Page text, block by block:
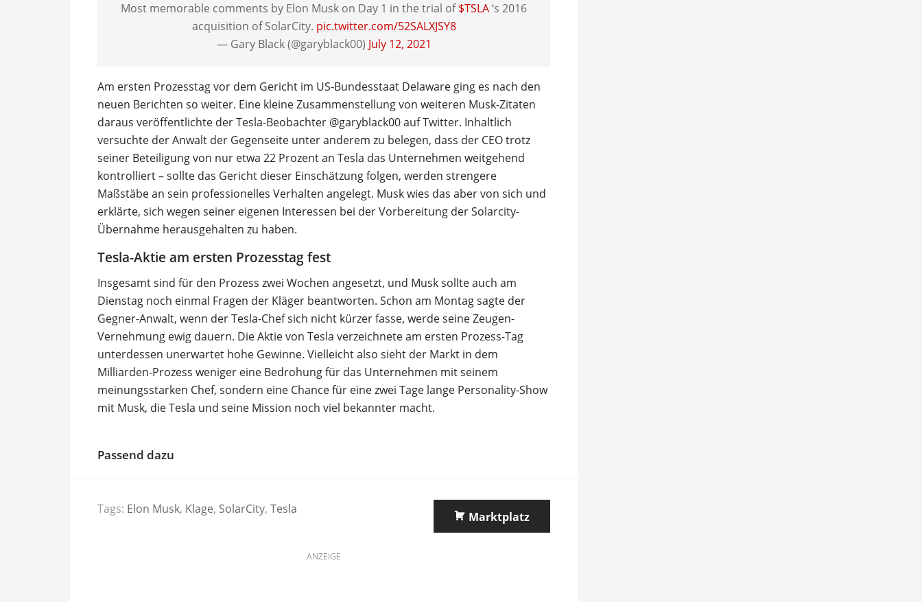
Most memorable comments by Elon Musk on Day 1 in the trial of$TSLA‘s 2016
acquisition of SolarCity. pic.twitter.com/52SALXJSY8
— Gary Black (@garyblack00) July 12, 2021
Am ersten Prozesstag vor dem Gericht im US-Bundesstaat Delaware ging es nach den
neuen Berichten so weiter. Eine kleine Zusammenstellung von weiteren Musk-Zitaten
daraus veröffentlichte der Tesla-Beobachter @garyblack00 auf Twitter. Inhaltlich
versuchte der Anwalt der Gegenseite unter anderem zu belegen, dass der CEO trotz
seiner Beteiligung von nur etwa 22 Prozent an Tesla das Unternehmen weitgehend
kontrolliert – sollte das Gericht dieser Einschätzung folgen, werden strengere
Maßstäbe an sein professionelles Verhalten angelegt. Musk wies das aber von sich und
erklärte, sich wegen seiner eigenen Interessen bei der Vorbereitung der Solarcity-
Übernahme herausgehalten zu haben.
Tesla-Aktie am ersten Prozesstag fest
Insgesamt sind für den Prozess zwei Wochen angesetzt, und Musk sollte auch am
Dienstag noch einmal Fragen der Kläger beantworten. Schon am Montag sagte der
Gegner-Anwalt, wenn der Tesla-Chef sich nicht kürzer fasse, werde seine Zeugen-
Vernehmung ewig dauern. Die Aktie von Tesla verzeichnete am ersten Prozess-Tag
unterdessen unerwartet hohe Gewinne. Vielleicht also sieht der Markt in dem
Milliarden-Prozess weniger eine Bedrohung für das Unternehmen mit seinem
meinungsstarken Chef, sondern eine Chance für eine zwei Tage lange Personality-Show
mit Musk, die Tesla und seine Mission noch viel bekannter macht.
Passend dazu
Tags: Elon Musk, Klage, SolarCity, Tesla
Marktplatz
ANZEIGE